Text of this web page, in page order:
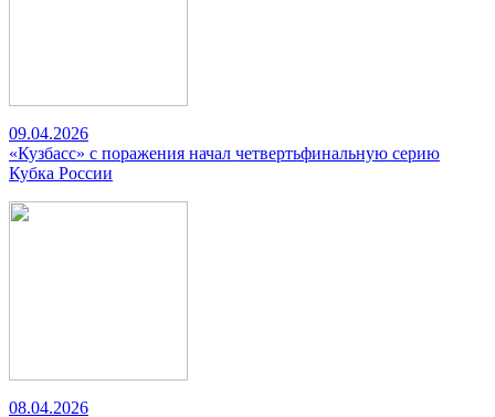
09.04.2026
«Кузбасс» с поражения начал четвертьфинальную серию
Кубка России
08.04.2026